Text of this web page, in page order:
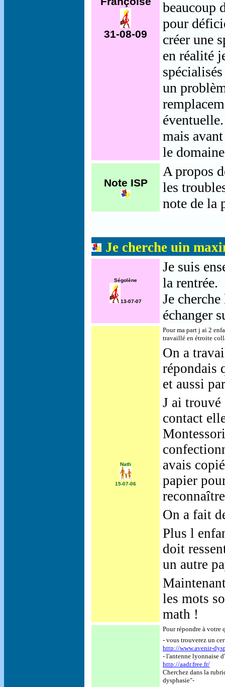
31-08-09
beaucoup
pour
créer une
en réalité
un
mais
le
Note ISP
A propos
les
note de la
Je cherche uin
Ségolène
13-07-07
Je suis
la rentrée.
Je
échanger
Nath
15-07-06
Pour ma part j ai 2
travaillé en étroite
On a
répondais
et aussi
J ai trouvé
contact
avais
papier
On a fait
Plus l
doit
un autre
les mots
math !
Pour répondre à votre
- vous trouverez un
http://www.avenir-
- l'antenne lyonnaise
http://aadr.free.fr/
Cherchez dans la
dysphasie"-